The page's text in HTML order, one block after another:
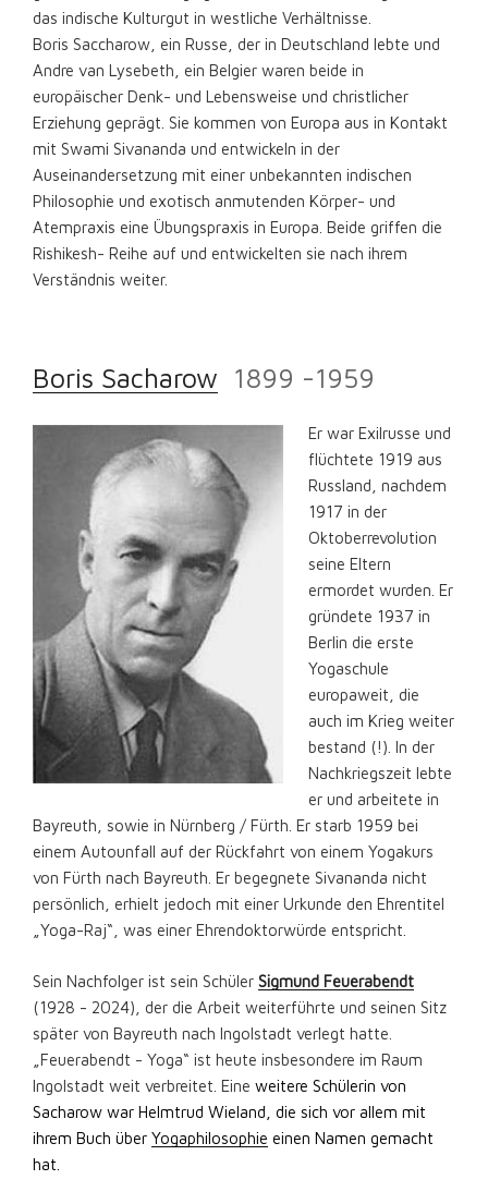
das indische Kulturgut in westliche Verhältnisse.
Boris Saccharow, ein Russe, der in Deutschland lebte und
Andre van Lysebeth, ein Belgier waren beide in
europäischer Denk- und Lebensweise und christlicher
Erziehung geprägt. Sie kommen von Europa aus in Kontakt
mit Swami Sivananda und entwickeln in der
Auseinandersetzung mit einer unbekannten indischen
Philosophie und exotisch anmutenden Körper- und
Atempraxis eine Übungspraxis in Europa. Beide griffen die
Rishikesh- Reihe auf und entwickelten sie nach ihrem
Verständnis weiter.
Boris Sacharow 1899 -1959
Er war Exilrusse und
flüchtete 1919 aus
Russland, nachdem
1917 in der
Oktoberrevolution
seine Eltern
ermordet wurden. Er
gründete 1937 in
Berlin die erste
Yogaschule
europaweit, die
auch im Krieg weiter
bestand (!). In der
Nachkriegszeit lebte
er und arbeitete in
Bayreuth, sowie in Nürnberg / Fürth. Er starb 1959 bei
einem Autounfall auf der Rückfahrt von einem Yogakurs
von Fürth nach Bayreuth. Er begegnete Sivananda nicht
persönlich, erhielt jedoch mit einer Urkunde den Ehrentitel
„Yoga-Raj“, was einer Ehrendoktorwürde entspricht.
Sein Nachfolger ist sein Schüler Sigmund Feuerabendt
(1928 - 2024), der die Arbeit weiterführte und seinen Sitz
später von Bayreuth nach Ingolstadt verlegt hatte.
„Feuerabendt - Yoga“ ist heute insbesondere im Raum
Ingolstadt weit verbreitet. Eine weitere Schülerin von
Sacharow war Helmtrud Wieland, die sich vor allem mit
ihrem Buch über Yogaphilosophie einen Namen gemacht
hat.